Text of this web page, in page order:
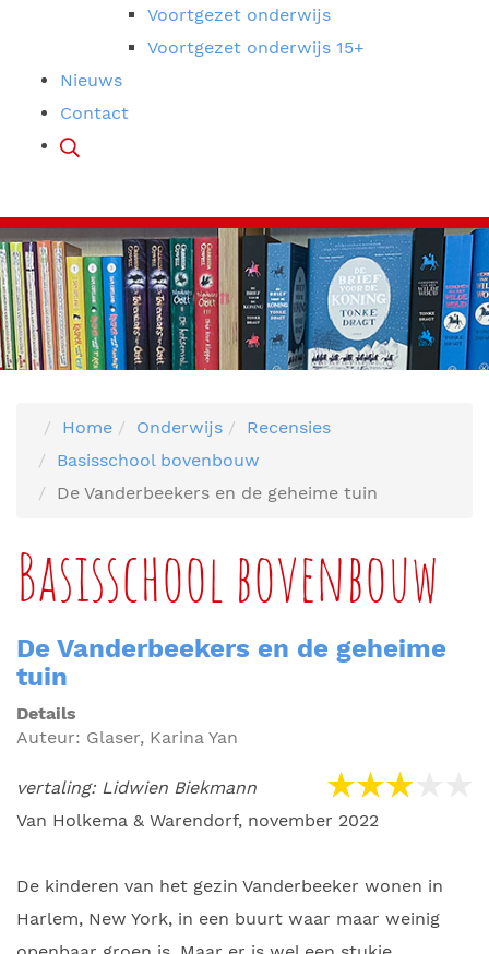
Voortgezet onderwijs
Voortgezet onderwijs 15+
Nieuws
Contact
Home Onderwijs
Recensies
Basisschool bovenbouw
De Vanderbeekers en de geheime tuin
Basisschool bovenbouw
De Vanderbeekers en de geheime
tuin
Details
Auteur: Glaser, Karina Yan
vertaling: Lidwien Biekmann
Van Holkema & Warendorf, november 2022
De kinderen van het gezin Vanderbeeker wonen in
Harlem, New York, in een buurt waar maar weinig